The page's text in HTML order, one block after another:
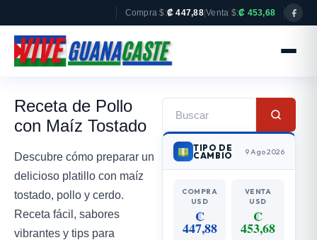
Compra $:₡ 447,88| Venta $:₡ 453,68
Receta de Pollo
con Maíz Tostado
Descubre cómo preparar un
delicioso platillo con maíz
tostado, pollo y cerdo.
Receta fácil, sabores
vibrantes y tips para
TIPO DE
CAMBIO 9 Ago 2026
COMPRA
USD
₡
447,88
VENTA
USD
₡
453,68